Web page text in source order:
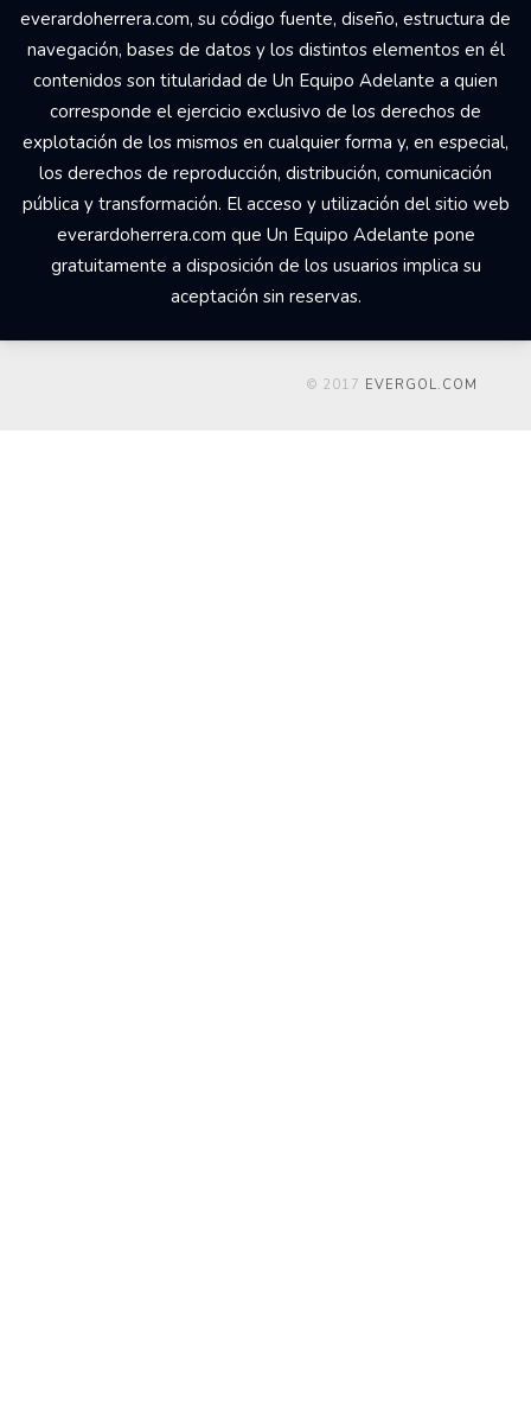
everardoherrera.com, su código fuente, diseño, estructura de
navegación, bases de datos y los distintos elementos en él
contenidos son titularidad de Un Equipo Adelante a quien
corresponde el ejercicio exclusivo de los derechos de
explotación de los mismos en cualquier forma y, en especial,
los derechos de reproducción, distribución, comunicación
pública y transformación. El acceso y utilización del sitio web
everardoherrera.com que Un Equipo Adelante pone
gratuitamente a disposición de los usuarios implica su
aceptación sin reservas.
© 2017 EVERGOL.COM